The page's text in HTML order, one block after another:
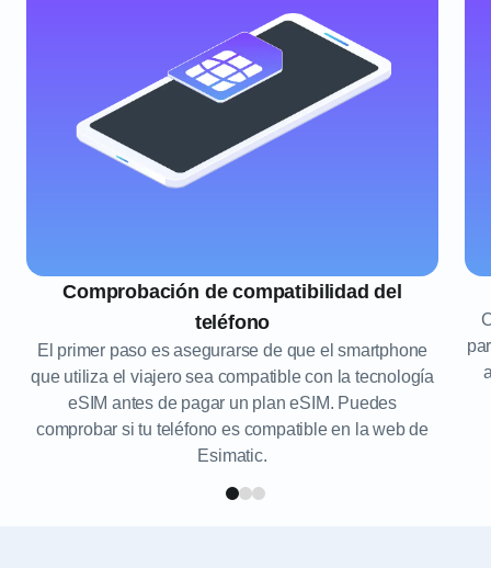
Comprobación de compatibilidad del
teléfono
El primer paso es asegurarse de que el smartphone
que utiliza el viajero sea compatible con la tecnología
eSIM antes de pagar un plan eSIM. Puedes
comprobar si tu teléfono es compatible en la web de
Esimatic.